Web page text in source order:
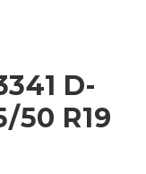
D-
50 R19